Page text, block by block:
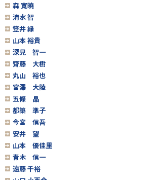
森 寛暁
清水 智
笠井 縁
山本 裕貴
深見 智一
齋藤 大樹
丸山 裕也
宮澤 大陸
五條 晶
都築 準子
今宮 信吾
安井 望
山本 優佳里
青木 信一
遠藤 千裕